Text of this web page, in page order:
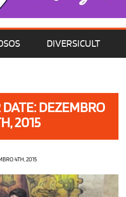
DIVERSICULT
EU QUERO!
DEZEMBRO
2015
4TH, 2015